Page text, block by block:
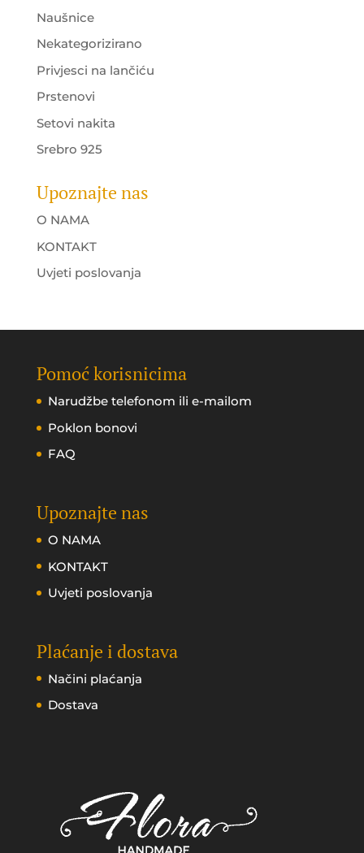
Naušnice
Nekategorizirano
Privjesci na lančiću
Prstenovi
Setovi nakita
Srebro 925
Upoznajte nas
O NAMA
KONTAKT
Uvjeti poslovanja
Pomoć korisnicima
Narudžbe telefonom ili e-mailom
Poklon bonovi
FAQ
Upoznajte nas
O NAMA
KONTAKT
Uvjeti poslovanja
Plaćanje i dostava
Načini plaćanja
Dostava